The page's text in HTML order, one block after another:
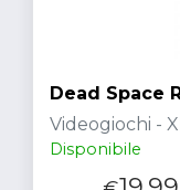
Dead Space
Videogiochi -
Disponibile